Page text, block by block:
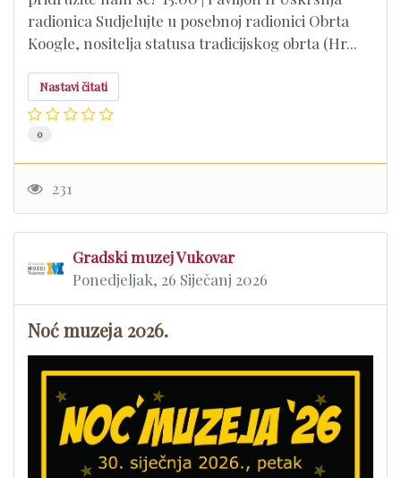
radionica Sudjelujte u posebnoj radionici Obrta
Koogle, nositelja statusa tradicijskog obrta (Hr...
Nastavi čitati
0
231
Gradski muzej Vukovar
Ponedjeljak, 26 Siječanj 2026
Noć muzeja 2026.